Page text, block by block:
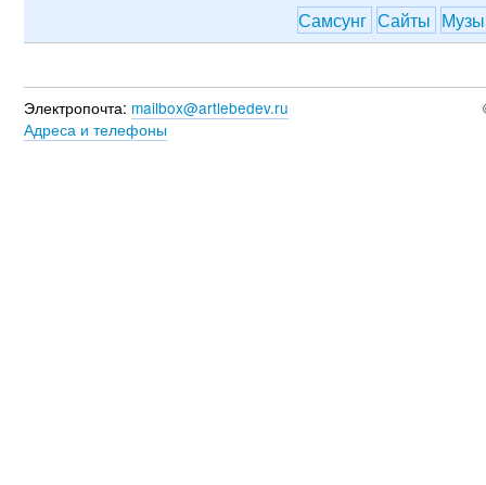
Самсунг Сайты
Электропочта: mailbox@artlebedev.ru
Адреса и телефоны